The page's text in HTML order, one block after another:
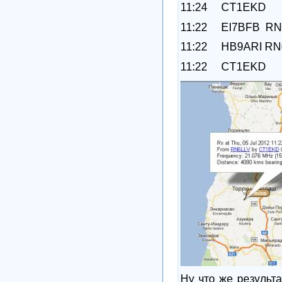
11:24
CT1EKD
11:22
EI7BFB
11:22
HB9ARI
11:22
CT1EKD
Ну что же